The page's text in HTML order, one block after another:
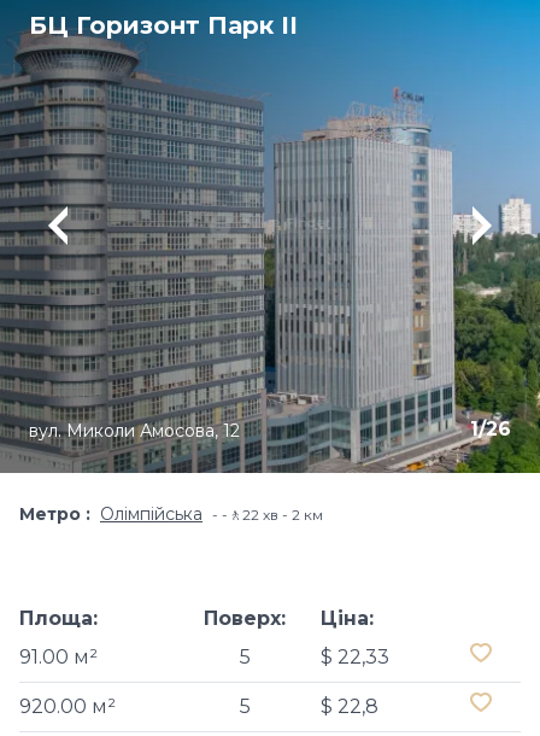
БЦ Горизонт Парк ІІ
1/26
вул. Миколи Амосова, 12
Метро Олімпійська -🚶22 хв - 2 км
Площа:
91.00 м²
Поверх:
5
Ціна:
$ 22,33
920.00 м² 5 $ 22,8